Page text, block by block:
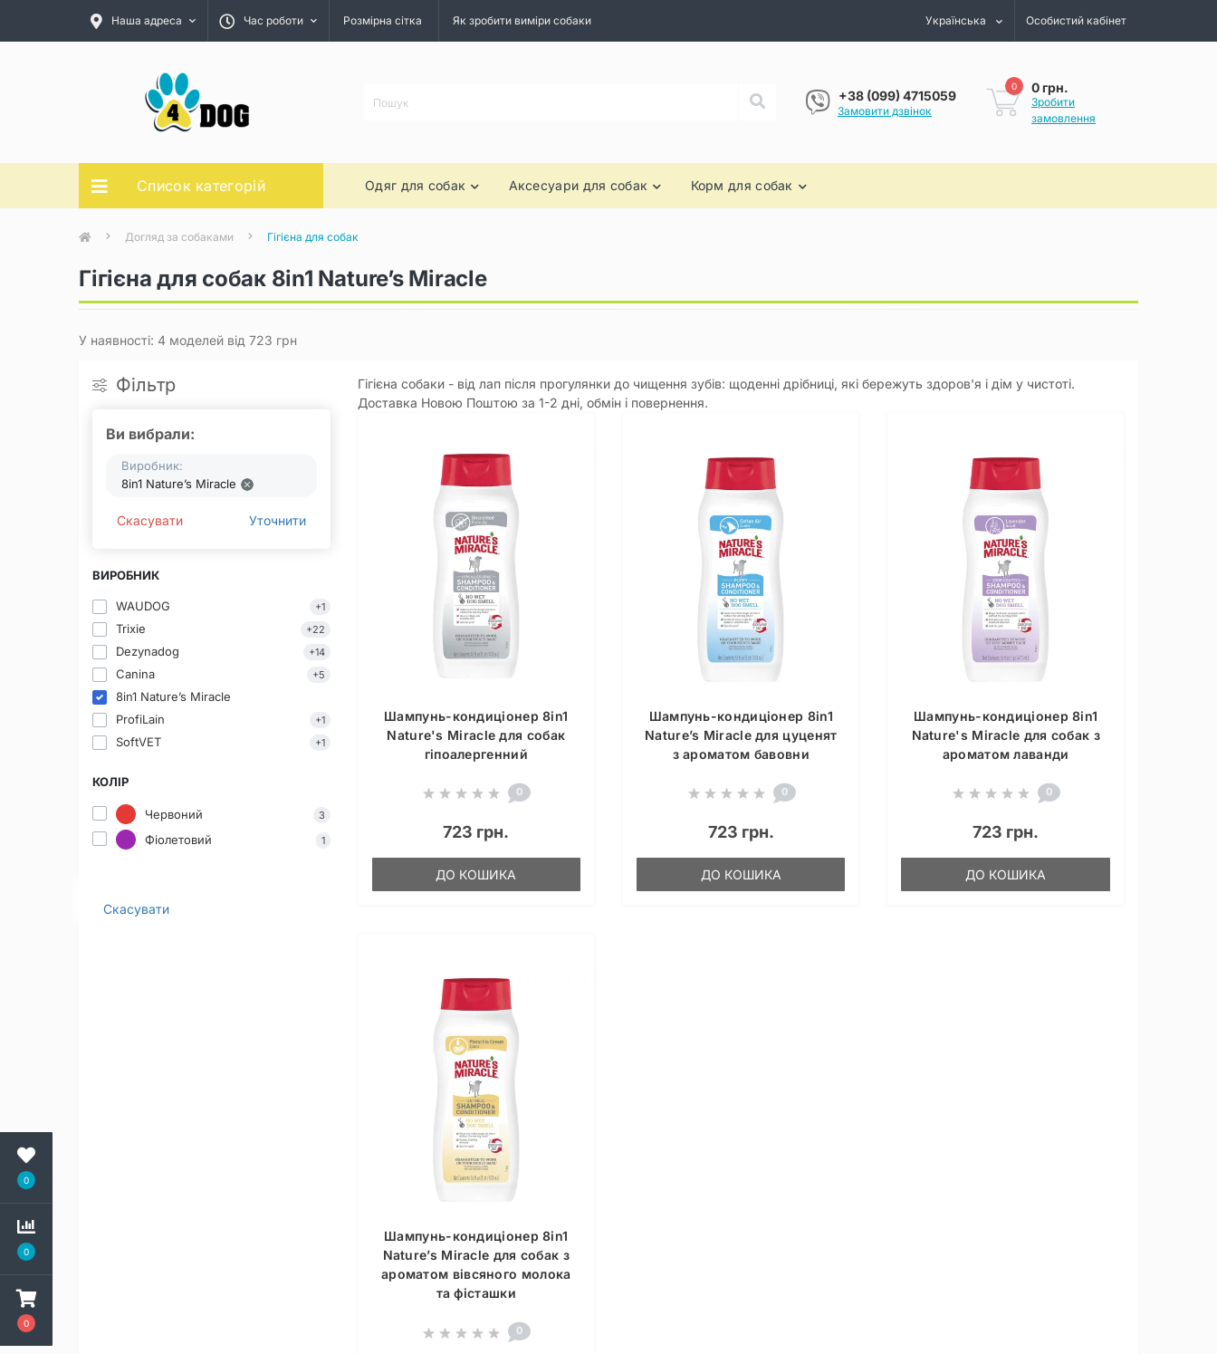
0
0
0
Наша адреса Час роботи Розмірна сітка Як зробити виміри собаки Українська Особистий кабінет
+38 (099) 4715059
Замовити дзвінок
0 0 грн.
Зробити
замовлення
Список категорій Одяг для собак Аксесуари для собак Корм для собак
Догляд за собаками Гігієна для собак
Гігієна для собак 8in1 Nature’s Miracle
У наявності: 4 моделей від 723 грн
Фільтр
Ви вибрали:
Виробник:
8in1 Nature’s Miracle
Скасувати Уточнити
ВИРОБНИК
WAUDOG +1
Trixie +22
Dezynadog +14
Canina +5
8in1 Nature’s Miracle
ProfiLain
+1
SoftVET +1
КОЛІР
Червоний 3
Фіолетовий 1
Скасувати
Гігієна собаки - від лап після прогулянки до чищення зубів: щоденні дрібниці, які бережуть здоров'я і дім у чистоті.
Доставка Новою Поштою за 1-2 дні, обмін і повернення.
Шампунь-кондиціонер 8in1
Nature's Miracle для собак
гіпоалергенний
0
723 грн.
ДО КОШИКА
Шампунь-кондиціонер 8in1
Nature’s Miracle для цуценят
з ароматом бавовни
0
723 грн.
ДО КОШИКА
Шампунь-кондиціонер 8in1
Nature's Miracle для собак з
ароматом лаванди
0
723 грн.
ДО КОШИКА
Шампунь-кондиціонер 8in1
Nature’s Miracle для собак з
ароматом вівсяного молока
та фісташки
0